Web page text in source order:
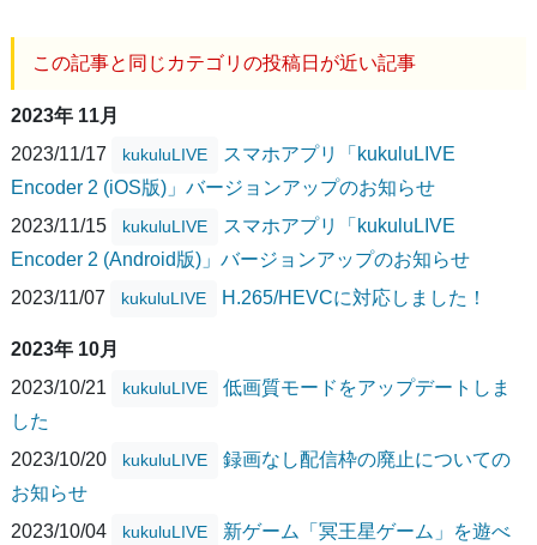
この記事と同じカテゴリの投稿日が近い記事
2023年 11月
2023/11/17
kukuluLIVE
スマホアプリ「kukuluLIVE
Encoder 2 (iOS版)」バージョンアップのお知らせ
2023/11/15
kukuluLIVE
スマホアプリ「kukuluLIVE
Encoder 2 (Android版)」バージョンアップのお知らせ
2023/11/07
kukuluLIVE H.265/HEVCに対応しました！
2023年 10月
2023/10/21
kukuluLIVE
低画質モードをアップデートしま
した
2023/10/20
kukuluLIVE
録画なし配信枠の廃止についての
お知らせ
2023/10/04
kukuluLIVE
新ゲーム「冥王星ゲーム」を遊べ